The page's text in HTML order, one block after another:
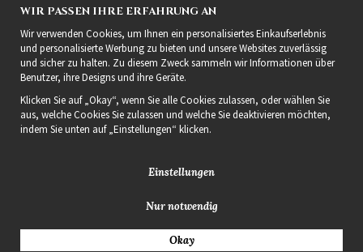
Angebote und spannende
neue Produkte!
2021 Delightful Hair
WIR PASSEN IHRE ERFAHRUNG AN
Wir verwenden Cookies, um Ihnen ein personalisiertes Einkaufserlebnis
und personalisierte Werbung zu bieten und unsere Websites zuverlässig
und sicher zu halten. Zu diesem Zweck sammeln wir Informationen über
Benutzer, ihre Designs und ihre Geräte.
Klicken Sie auf „Okay“, wenn Sie alle Cookies zulassen, oder wählen Sie
aus, welche Cookies Sie zulassen und welche Sie deaktivieren möchten,
indem Sie unten auf „Einstellungen“ klicken.
Einstellungen
Nur notwendig
Okay